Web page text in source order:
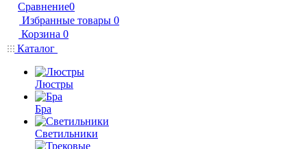
Сравнение0
Избранные товары 0
Корзина 0
Каталог
Люстры
Бра
Светильники